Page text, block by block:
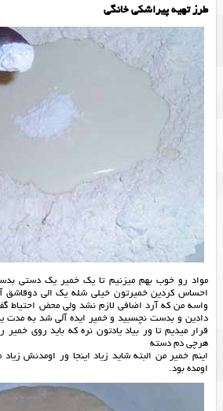
طرز تهیه پیراشکی خانگی
مواد رو خوب بهم میزنیم تا یک خمیر یک دستی
احساس کردین خمیرتون خیلی شله یک الی دوقاشق
واسه من که آرد اضافی لازم نشد ولی محض احتیاط
دادین و بدست نچسبید و خمیر ایده آلی شد به مدت
قرار میدیم تا ور بیاد یادتون نره که باید روی خمیر
هرچی دم دسته
اینم خمیر من البته شاید زیاد اینجا ور اومدنش
اومده بود.